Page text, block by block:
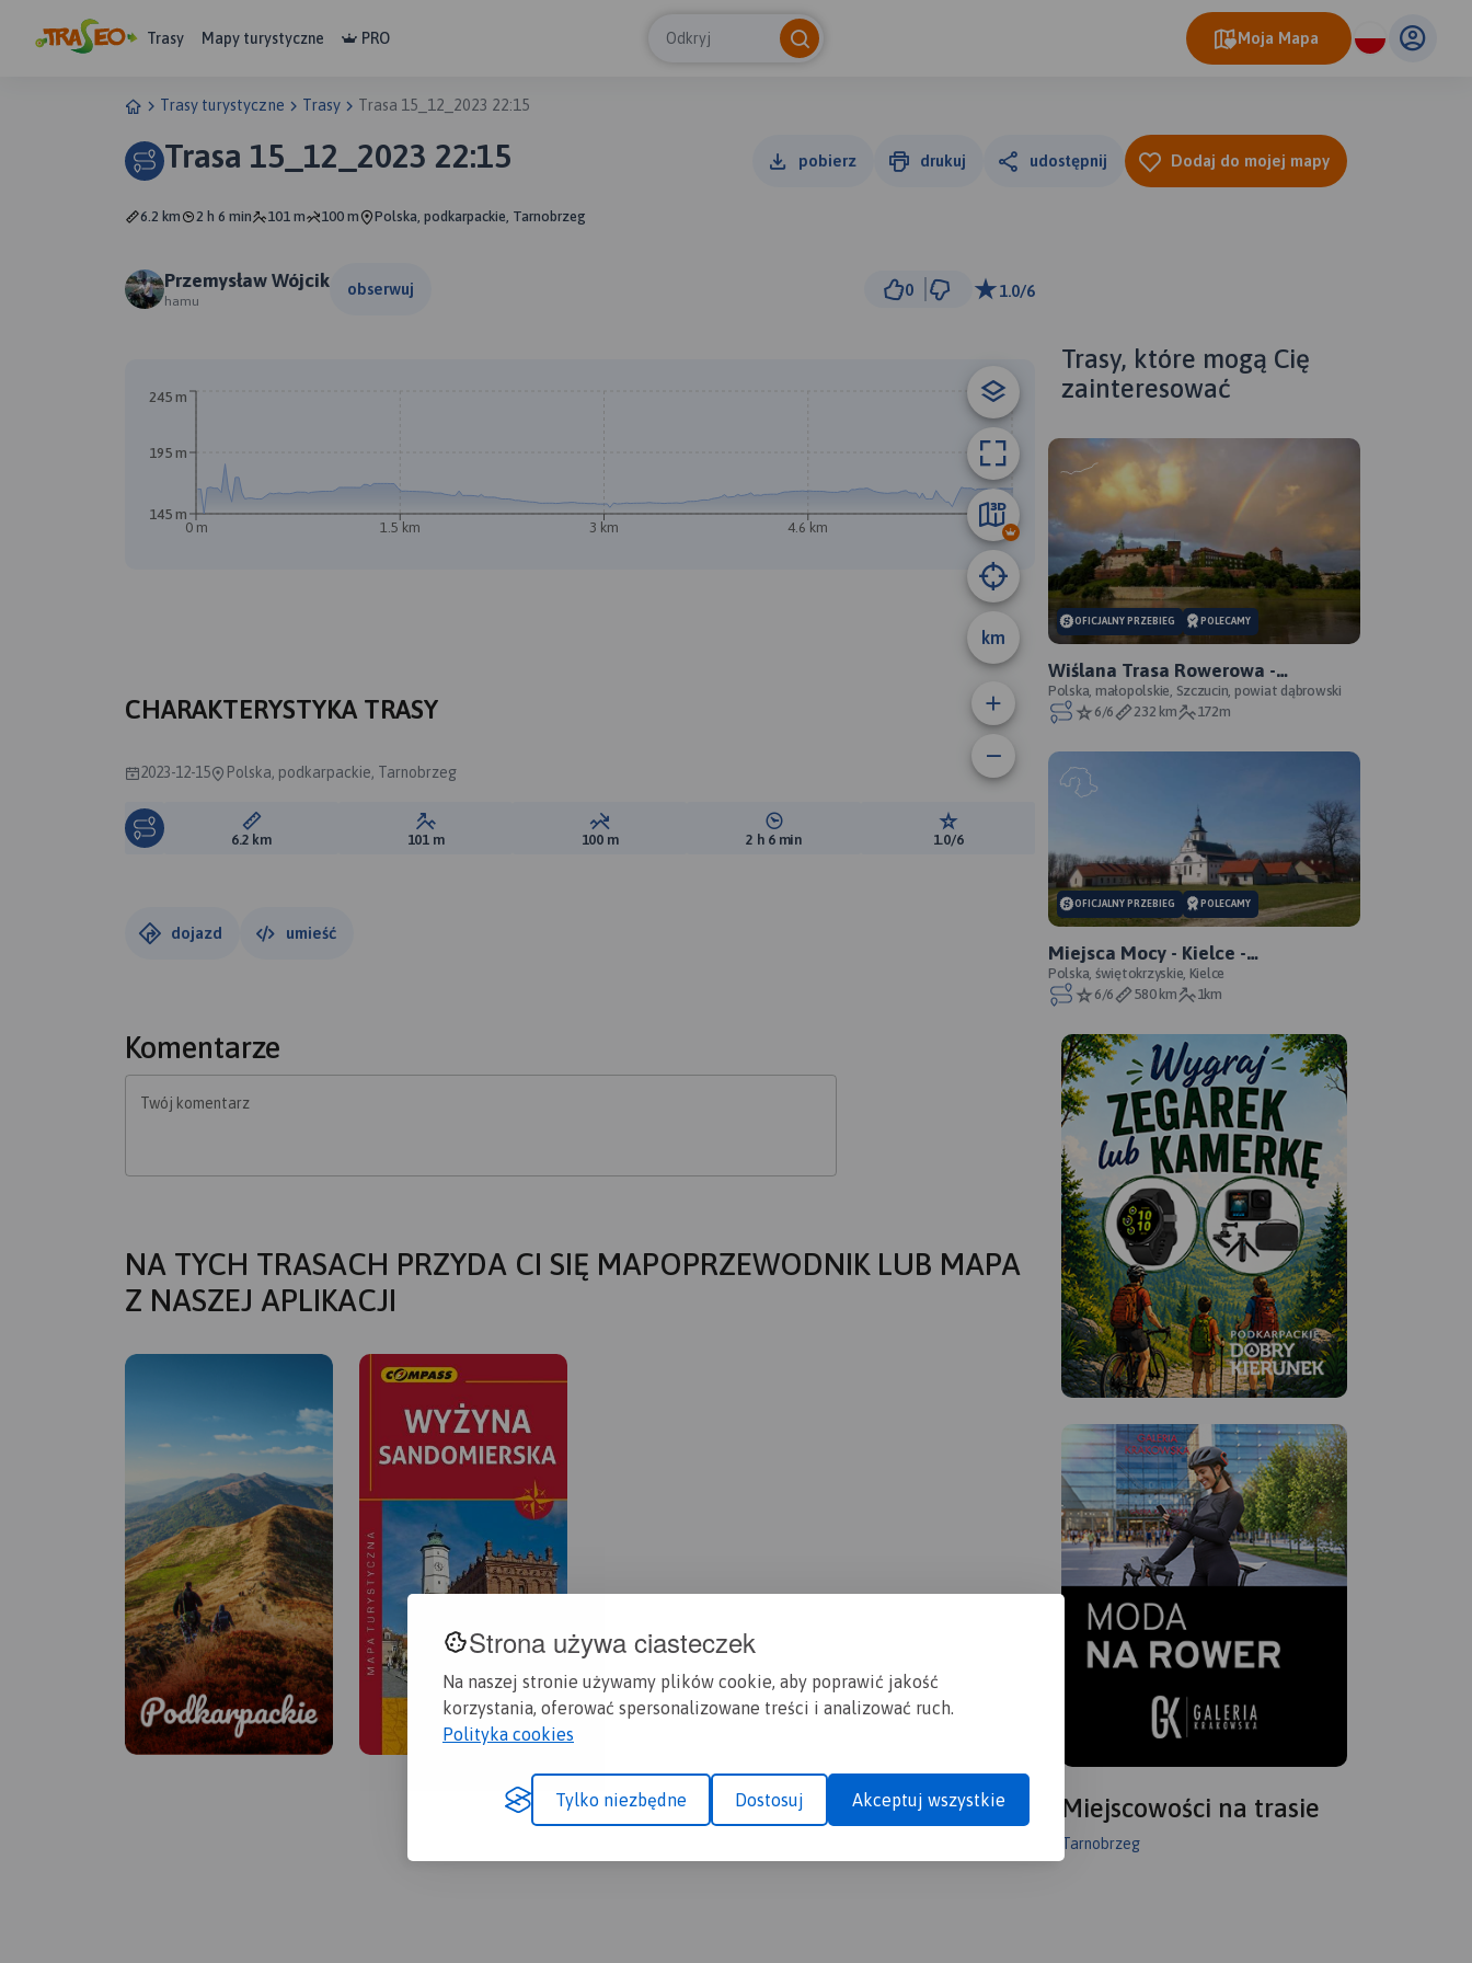
Strona używa ciasteczek
Na naszej stronie używamy plików cookie, aby poprawić jakość
korzystania, oferować spersonalizowane treści i analizować ruch.
Polityka cookies
Tylko niezbędne Dostosuj Akceptuj wszystkie
Trasy Mapy turystyczne PRO Odkryj Moja Mapa
Trasy turystyczne Trasy Trasa 15_12_2023 22:15
Trasa 15_12_2023 22:15 pobierz drukuj udostępnij Dodaj do mojej mapy
6.2 km 2 h 6 min 101 m 100 m Polska, podkarpackie, Tarnobrzeg
Przemysław Wójcik
hamu
obserwuj 0 1.0/6
300 m
km
0 m 1.5 km 3 km 4.6 km 6.1 km
145 m
195 m
245 m
CHARAKTERYSTYKA TRASY
2023-12-15 Polska, podkarpackie, Tarnobrzeg
Długość trasy:
6.2 km Suma przewyższeń:
101 m Suma spadków:
100 m Średni czas potrzebny na pokonanie trasy:
2 h 6 min Ocena trasy:
1.0/6
dojazd umieść
Komentarze
Twój komentarz
NA TYCH TRASACH PRZYDA CI SIĘ MAPOPRZEWODNIK LUB MAPA
Z NASZEJ APLIKACJI
Trasy, które mogą Cię
zainteresować
OFICJALNY PRZEBIEG POLECAMY
Wiślana Trasa Rowerowa -
Małopolskie - WTR - oficjalny
przebieg
Polska, małopolskie, Szczucin, powiat dąbrowski
6/6
232 km 172m
OFICJALNY PRZEBIEG POLECAMY
Miejsca Mocy - Kielce -
świętokrzyskie - oficjalny przebieg
Polska, świętokrzyskie, Kielce
6/6
580 km 1km
Miejscowości na trasie
Tarnobrzeg